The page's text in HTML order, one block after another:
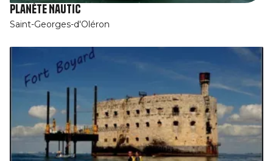
Planète Nautic
Saint-Georges-d'Oléron